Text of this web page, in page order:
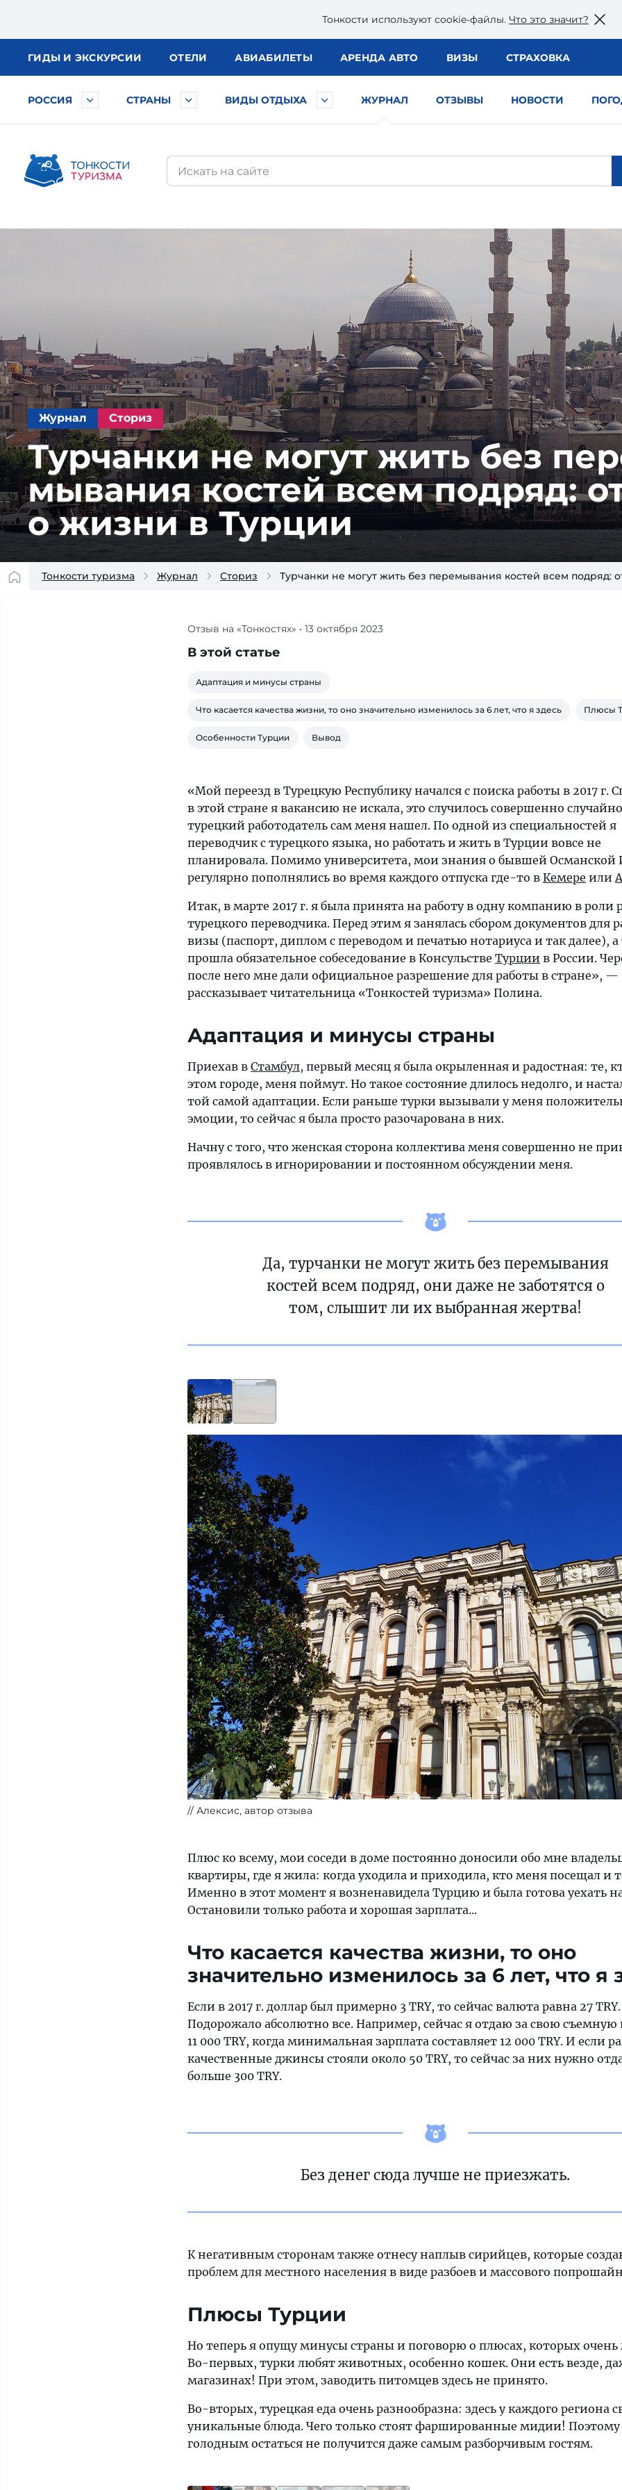
Тонкости используют сookie-файлы. Что это значит?
ГИДЫ И ЭКСКУРСИИ ОТЕЛИ АВИАБИЛЕТЫ АРЕНДА АВТО ВИЗЫ СТРАХОВКА
РОССИЯ СТРАНЫ ВИДЫ ОТДЫХА ЖУРНАЛ ОТЗЫВЫ НОВОСТИ
Журнал Сториз
Турчанки не могут жить без
мывания костей всем подряд:
о жиз­ни в Турции
Тонкости туризма Журнал Сториз Турчанки не могут жить без перемывания костей всем подряд:
Специально
в
стране
не
случилось
совершенно
случайно:
мой
турецкий
работодатель
меня
нашел
Отзыв на «Тонкостях» • 13 октября 2023
В этой статье
Адаптация и минусы страны
Что касается качества жизни, то оно значительно изменилось за 6 лет, что я здесь Плюсы
Особенности Турции Вывод
«Мой переезд в Турецкую Республику начался с поиска работы в 2017 г.
в этой стране я вакансию не искала, это случилось совершенно
турецкий работодатель сам меня нашел. По одной из специальностей я
переводчик с турецкого языка, но работать и жить в Турции вовсе не
планировала. Помимо университета, мои знания о бывшей
регулярно пополнялись во время каждого отпуска где-то в Кемере или
Итак, в марте 2017 г. я была принята на работу в одну компанию в роли
турецкого переводчика. Перед этим я занялась сбором документов для
визы (паспорт, диплом с переводом и печатью нотариуса и так далее),
прошла обязательное собеседование в Консульстве Турции в России.
после него мне дали официальное разрешение для работы в стране», —
рассказывает читательница «Тонкостей туризма» Полина.
Адаптация и минусы страны
Приехав в Стамбул, первый месяц я была окрыленная и радостная: те,
этом городе, меня поймут. Но такое состояние длилось недолго, и
той самой адаптации. Если раньше турки вызывали у меня
эмоции, то сейчас я была просто разочарована в них.
Начну с того, что женская сторона коллектива меня совершенно не
проявлялось в игнорировании и постоянном обсуждении меня.
Да, турчанки не могут жить без перемывания
костей всем подряд, они даже не заботятся о
том, слышит ли их выбранная жертва!
Алексис, автор отзыва
Плюс ко всему, мои соседи в доме постоянно доносили обо мне
квартиры, где я жила: когда уходила и приходила, кто меня посещал и
Именно в этот момент я возненавидела Турцию и была готова уехать
Остановили только работа и хорошая зарплата...
Что касается качества жизни, то оно
значительно изменилось за 6 лет, что я
Если в 2017 г. доллар был примерно 3 TRY, то сейчас валюта равна 27 TRY.
Подорожало абсолютно все. Например, сейчас я отдаю за свою съемную
11 000 TRY, когда минимальная зарплата составляет 12 000 TRY. И если
качественные джинсы стояли около 50 TRY, то сейчас за них нужно
больше 300 TRY.
Без денег сюда лучше не приезжать.
К негативным сторонам также отнесу наплыв сирийцев, которые
проблем для местного населения в виде разбоев и массового
Плюсы Турции
Но теперь я опущу минусы страны и поговорю о плюсах, которых очень
Во-первых, турки любят животных, особенно кошек. Они есть везде,
магазинах! При этом, заводить питомцев здесь не принято.
Во-вторых, турецкая еда очень разнообразна: здесь у каждого региона
уникальные блюда. Чего только стоят фаршированные мидии! Поэтому
голодным остаться не получится даже самым разборчивым гостям.